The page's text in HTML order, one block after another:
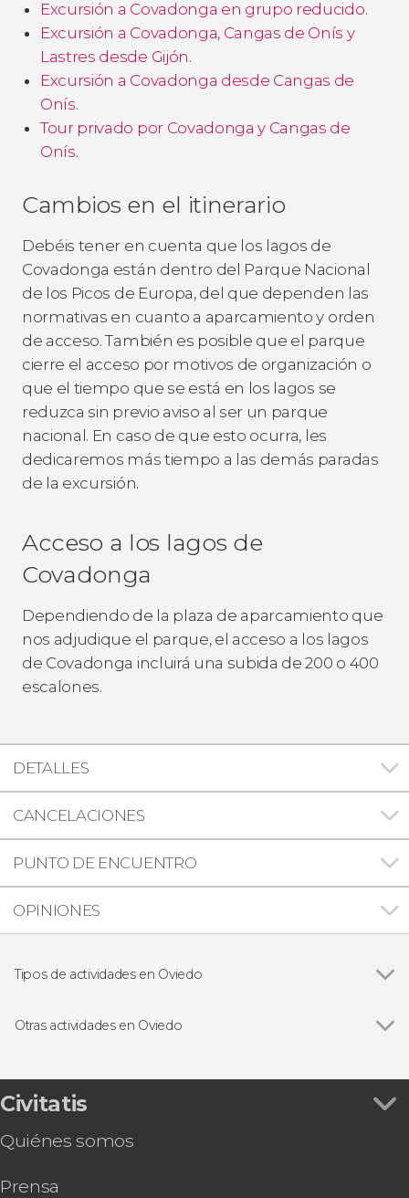
Excursión a Covadonga en grupo reducido.
Excursión a Covadonga, Cangas de Onís y
Lastres desde Gijón.
Excursión a Covadonga desde Cangas de
Onís.
Tour privado por Covadonga y Cangas de
Onís.
Cambios en el itinerario
Debéis tener en cuenta que los lagos de
Covadonga están dentro del Parque Nacional
de los Picos de Europa, del que dependen las
normativas en cuanto a aparcamiento y orden
de acceso. También es posible que el parque
cierre el acceso por motivos de organización o
que el tiempo que se está en los lagos se
reduzca sin previo aviso al ser un parque
nacional. En caso de que esto ocurra, les
dedicaremos más tiempo a las demás paradas
de la excursión.
Acceso a los lagos de
Covadonga
Dependiendo de la plaza de aparcamiento que
nos adjudique el parque, el acceso a los lagos
de Covadonga incluirá una subida de 200 o 400
escalones.
DETALLES
CANCELACIONES
PUNTO DE ENCUENTRO
OPINIONES
Tipos de actividades en Oviedo
Free tours en Oviedo
Otras actividades en Oviedo
Visita guiada por la catedral de Oviedo
Descenso del río Nalón en canoa
Civitatis
Quiénes somos
Prensa